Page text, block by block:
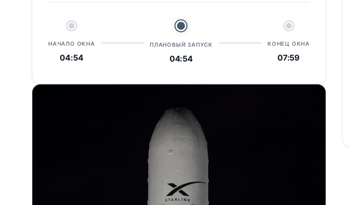
НАЧАЛО ОКНА
04:54
ПЛАНОВЫЙ ЗАПУСК
04:54
КОНЕЦ ОКНА
07:59